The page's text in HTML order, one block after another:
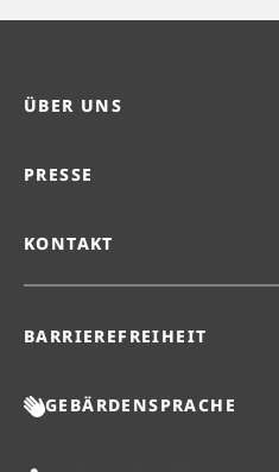
ÜBER UNS
PRESSE
KONTAKT
BARRIEREFREIHEIT
GEBÄRDENSPRACHE